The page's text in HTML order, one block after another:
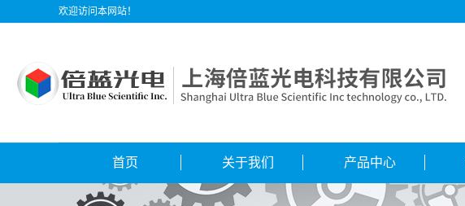
欢迎访问本网站！
首页 关于我们 产品中心